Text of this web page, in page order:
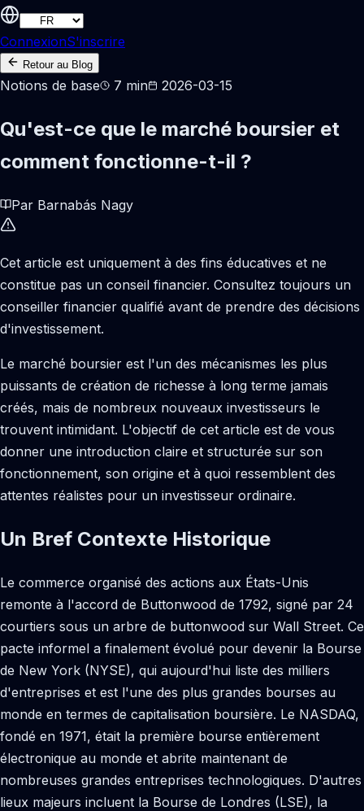
ConnexionS'inscrire
Retour au Blog
Notions de base 7 min 2026-03-15
Qu'est-ce que le marché boursier et
comment fonctionne-t-il ?
Par Barnabás Nagy
Cet article est uniquement à des fins éducatives et ne
constitue pas un conseil financier. Consultez toujours un
conseiller financier qualifié avant de prendre des décisions
d'investissement.
Le marché boursier est l'un des mécanismes les plus
puissants de création de richesse à long terme jamais
créés, mais de nombreux nouveaux investisseurs le
trouvent intimidant. L'objectif de cet article est de vous
donner une introduction claire et structurée sur son
fonctionnement, son origine et à quoi ressemblent des
attentes réalistes pour un investisseur ordinaire.
Un Bref Contexte Historique
Le commerce organisé des actions aux États-Unis
remonte à l'accord de Buttonwood de 1792, signé par 24
courtiers sous un arbre de buttonwood sur Wall Street. Ce
pacte informel a finalement évolué pour devenir la Bourse
de New York (NYSE), qui aujourd'hui liste des milliers
d'entreprises et est l'une des plus grandes bourses au
monde en termes de capitalisation boursière. Le NASDAQ,
fondé en 1971, était la première bourse entièrement
électronique au monde et abrite maintenant de
nombreuses grandes entreprises technologiques. D'autres
lieux majeurs incluent la Bourse de Londres (LSE), la